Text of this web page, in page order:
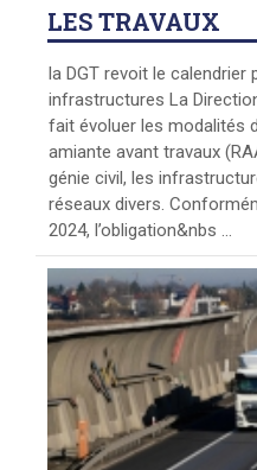
LES TRAVAUX
la DGT revoit le calendrier
infrastructures La
fait évoluer les modalités
amiante avant travaux
génie civil, les
réseaux divers.
2024, l’obligation&nbs ...